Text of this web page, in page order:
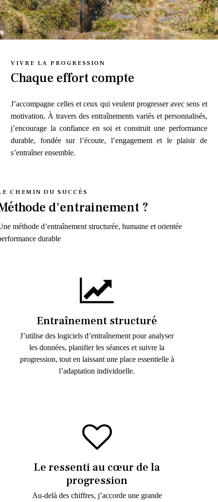
VIVRE LA PROGRESSION
Chaque effort compte
J’accompagne celles et ceux qui veulent progresser avec sens et
motivation. À travers des entraînements variés et personnalisés,
j’encourage la confiance en soi et construit une performance
durable, fondée sur l’écoute, l’engagement et le plaisir de
s’entraîner ensemble.
CHEMIN DU SUCCÈS
d'entrainement ?
méthode d’entraînement structurée, humaine et orientée
durable
Entraînement structuré
J’utilise des logiciels d’entraînement pour analyser
les données, planifier les séances et suivre la
progression, tout en laissant une place essentielle à
l’adaptation individuelle.
Le ressenti au cœur de la
progression
Au-delà des chiffres, j’accorde une grande